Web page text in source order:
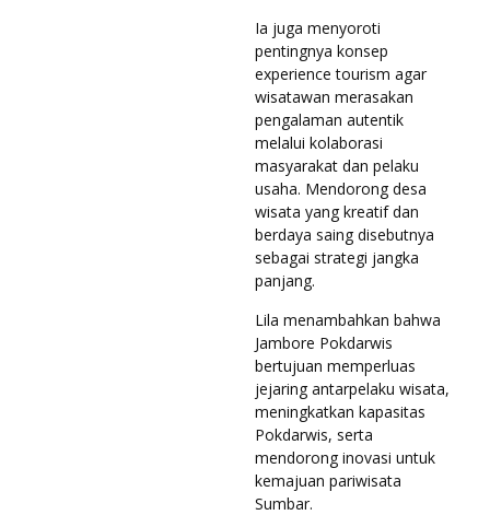
Ia juga menyoroti
pentingnya konsep
experience tourism agar
wisatawan merasakan
pengalaman autentik
melalui kolaborasi
masyarakat dan pelaku
usaha. Mendorong desa
wisata yang kreatif dan
berdaya saing disebutnya
sebagai strategi jangka
panjang.
Lila menambahkan bahwa
Jambore Pokdarwis
bertujuan memperluas
jejaring antarpelaku wisata,
meningkatkan kapasitas
Pokdarwis, serta
mendorong inovasi untuk
kemajuan pariwisata
Sumbar.